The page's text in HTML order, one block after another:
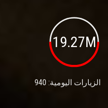
19.27M
الزيارات اليومية: 940